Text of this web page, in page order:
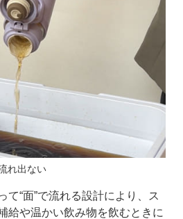
れ出ない
て“面”で流れる設計により、ス
給や温かい飲み物を飲むときに